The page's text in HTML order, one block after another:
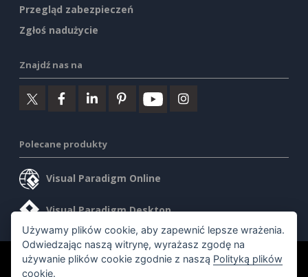
Przegląd zabezpieczeń
Zgłoś nadużycie
Znajdź nas na
Polecane produkty
Visual Paradigm Online
Visual Paradigm Desktop
©2026 by Visual Paradigm. Wszelkie prawa zastrzeżone.
Używamy plików cookie, aby zapewnić lepsze wrażenia.
Odwiedzając naszą witrynę, wyrażasz zgodę na
używanie plików cookie zgodnie z naszą Polityką plików
cookie.